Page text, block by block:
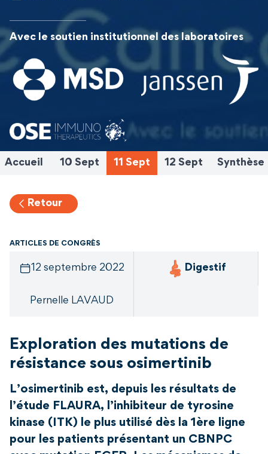
Avec le soutien institutionnel des laboratoires
Accueil 10 Sept 11 Sept 12 Sept Synthèse
Retour
ARTICLES DE CONGRÈS
12 septembre 2022 Digestif
Pernelle LAVAUD
Exploration des mutations de
résistance sous osimertinib
L’osimertinib est, depuis les résultats de
l’étude FLAURA, l’inhibiteur de tyrosine
kinase (ITK) le plus utilisé dès la 1ère ligne
pour les patients présentant un CBNPC